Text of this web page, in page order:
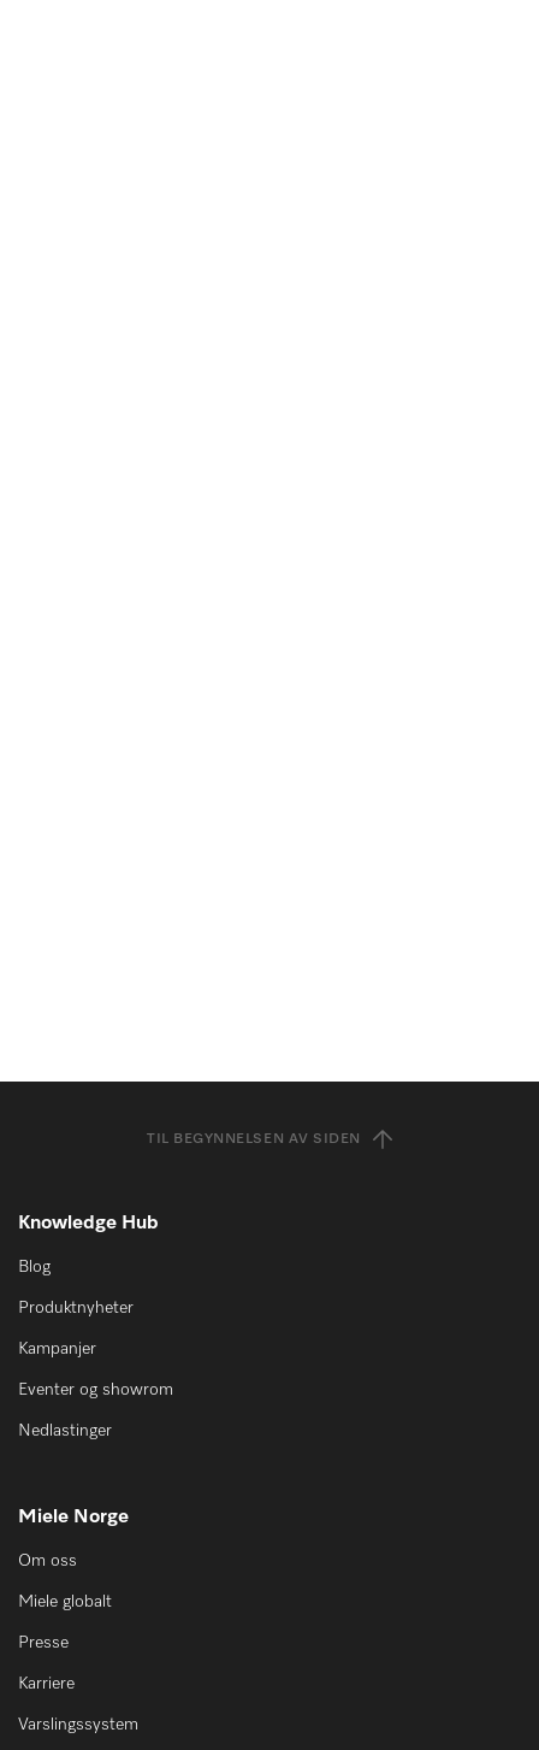
TIL BEGYNNELSEN AV SIDEN
Knowledge Hub
Blog
Produktnyheter
Kampanjer
Eventer og showrom
Nedlastinger
Miele Norge
Om oss
Miele globalt
Presse
Karriere
Varslingssystem